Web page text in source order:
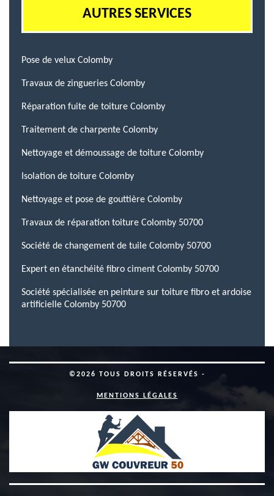
AUTRES SERVICES
Pose de velux Colomby
Travaux de zingueries Colomby
Réparation fuite de toiture Colomby
Traitement de charpente Colomby
Nettoyage et démoussage de toiture Colomby
Isolation de toiture Colomby
Nettoyage et pose de gouttière Colomby
Travaux de réparation toiture Colomby 50700
Société de changement de tuile Colomby 50700
Expert en étanchéité fibro ciment Colomby 50700
Société spécialisée en peinture sur toiture fibro et ardoise
artificielle Colomby 50700
©2026 TOUS DROITS RÉSERVÉS -
MENTIONS LÉGALES